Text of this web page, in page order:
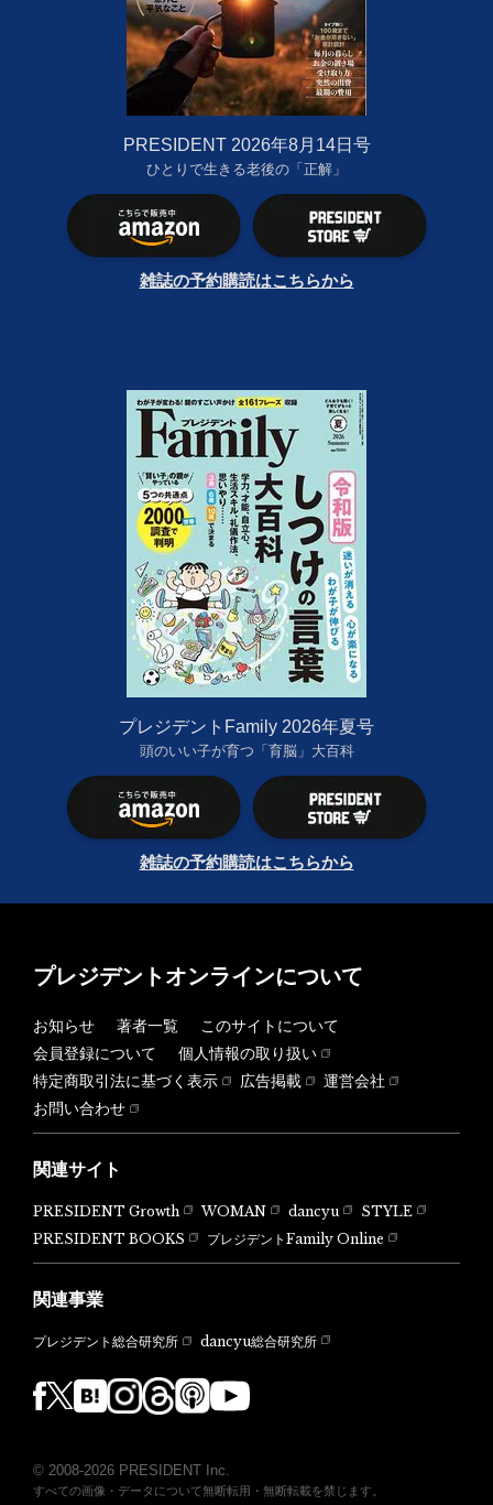
PRESIDENT 2026年8月14日号
ひとりで生きる老後の「正解」
雑誌の予約購読はこちらから
プレジデントFamily 2026年夏号
頭のいい子が育つ「育脳」大百科
雑誌の予約購読はこちらから
プレジデントオンラインについて
お知らせ 著者一覧
このサイトについて
会員登録について
個人情報の取り扱い
特定商取引法に基づく表示
広告掲載
運営会社
お問い合わせ
関連サイト
PRESIDENT Growth WOMAN dancyu
STYLE
PRESIDENT BOOKS
プレジデントFamily Online
関連事業
プレジデント総合研究所 dancyu総合研究所
© 2008-2026 PRESIDENT Inc.
すべての画像・データについて無断転用・無断転載を禁じます。